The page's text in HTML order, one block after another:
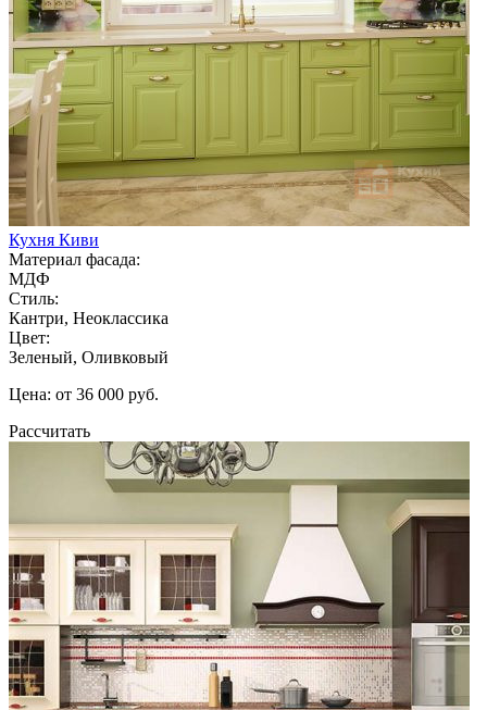
Кухня Киви
Материал фасада:
МДФ
Стиль:
Кантри, Неоклассика
Цвет:
Зеленый, Оливковый
Цена: от 36 000 руб.
Рассчитать